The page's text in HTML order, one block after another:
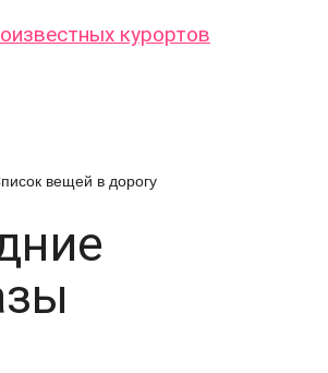
курортов
вещей в дорогу